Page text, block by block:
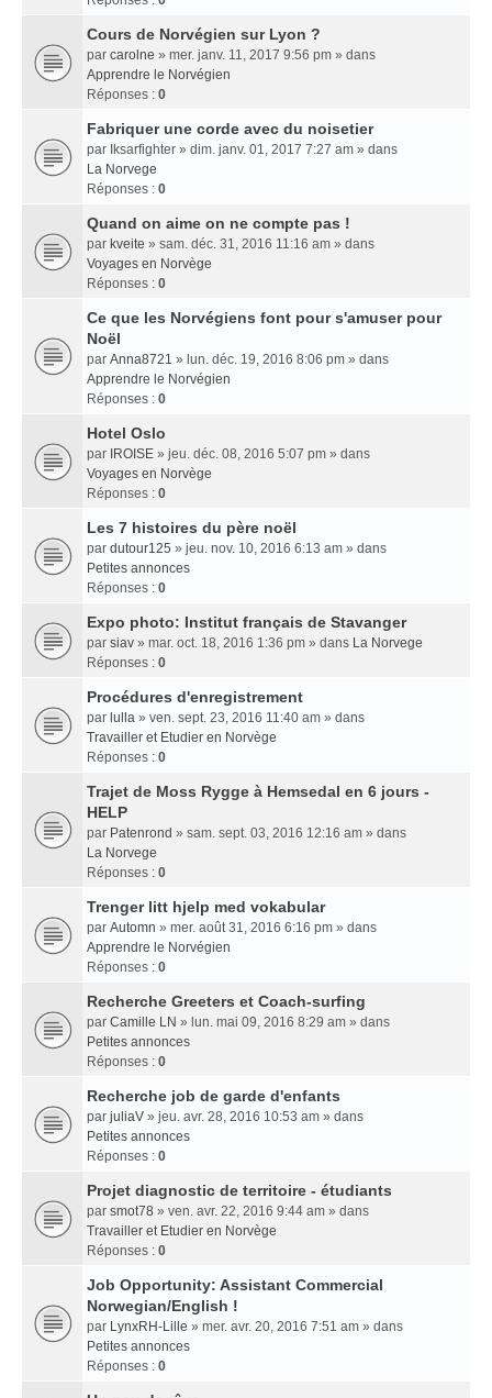
Cours de Norvégien sur Lyon ?
par carolne » mer. janv. 11, 2017 9:56 pm » dans
Apprendre le Norvégien
Réponses : 0
Fabriquer une corde avec du noisetier
par Iksarfighter » dim. janv. 01, 2017 7:27 am » dans
La Norvege
Réponses : 0
Quand on aime on ne compte pas !
par kveite » sam. déc. 31, 2016 11:16 am » dans
Voyages en Norvège
Réponses : 0
Ce que les Norvégiens font pour s'amuser pour
Noël
par Anna8721 » lun. déc. 19, 2016 8:06 pm » dans
Apprendre le Norvégien
Réponses : 0
Hotel Oslo
par IROISE » jeu. déc. 08, 2016 5:07 pm » dans
Voyages en Norvège
Réponses : 0
Les 7 histoires du père noël
par dutour125 » jeu. nov. 10, 2016 6:13 am » dans
Petites annonces
Réponses : 0
Expo photo: Institut français de Stavanger
par siav » mar. oct. 18, 2016 1:36 pm » dans La Norvege
Réponses : 0
Procédures d'enregistrement
par lulla » ven. sept. 23, 2016 11:40 am » dans
Travailler et Etudier en Norvège
Réponses : 0
Trajet de Moss Rygge à Hemsedal en 6 jours -
HELP
par Patenrond » sam. sept. 03, 2016 12:16 am » dans
La Norvege
Réponses : 0
Trenger litt hjelp med vokabular
par Automn » mer. août 31, 2016 6:16 pm » dans
Apprendre le Norvégien
Réponses : 0
Recherche Greeters et Coach-surfing
par Camille LN » lun. mai 09, 2016 8:29 am » dans
Petites annonces
Réponses : 0
Recherche job de garde d'enfants
par juliaV » jeu. avr. 28, 2016 10:53 am » dans
Petites annonces
Réponses : 0
Projet diagnostic de territoire - étudiants
par smot78 » ven. avr. 22, 2016 9:44 am » dans
Travailler et Etudier en Norvège
Réponses : 0
Job Opportunity: Assistant Commercial
Norwegian/English !
par LynxRH-Lille » mer. avr. 20, 2016 7:51 am » dans
Petites annonces
Réponses : 0